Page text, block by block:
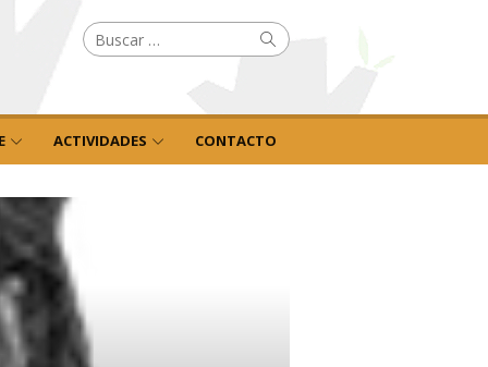
Buscar
por: Buscar
ACTIVIDADES CONTACTO